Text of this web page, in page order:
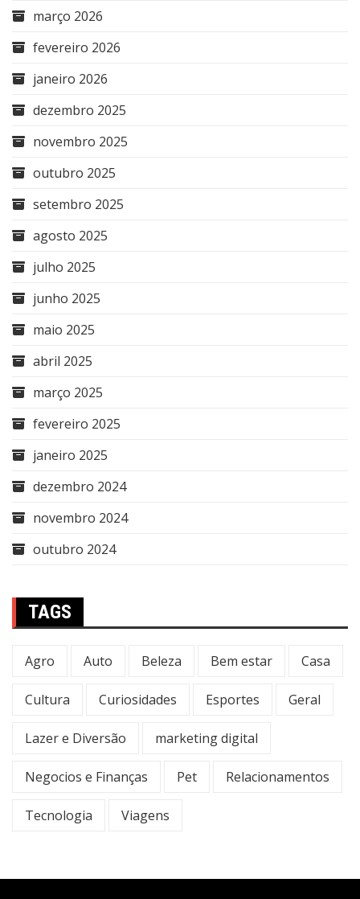
março 2026
fevereiro 2026
janeiro 2026
dezembro 2025
novembro 2025
outubro 2025
setembro 2025
agosto 2025
julho 2025
junho 2025
maio 2025
abril 2025
março 2025
fevereiro 2025
janeiro 2025
dezembro 2024
novembro 2024
outubro 2024
TAGS
Agro Auto Beleza Bem estar Casa
Cultura Curiosidades Esportes Geral
Lazer e Diversão marketing digital
Negocios e Finanças Pet Relacionamentos
Tecnologia Viagens